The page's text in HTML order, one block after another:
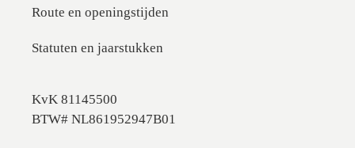
Route en openingstijden
Statuten en jaarstukken
KvK 81145500
BTW# NL861952947B01